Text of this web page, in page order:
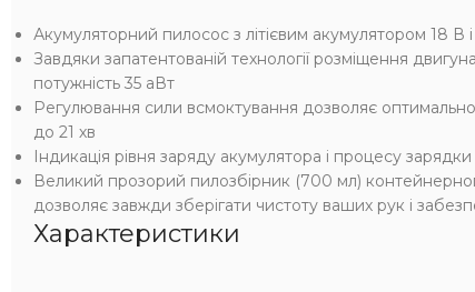
Акумуляторний пилосос з літієвим акумулятором 18 В
Завдяки запатентованій технології розміщення
потужність 35 аВт
Регулювання сили всмоктування дозволяє
до 21 хв
Індикація рівня заряду акумулятора і процесу зарядки
Великий прозорий пилозбірник (700 мл)
дозволяє завжди зберігати чистоту ваших рук і
Характеристики